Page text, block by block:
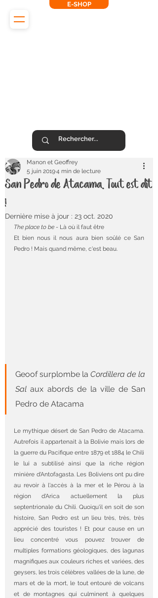
E-SHOP
San Pedro de Atacama. Tout est dit
!
Manon et Geoffrey
5 juin 20194 min de lecture
Dernière mise à jour : 23 oct. 2020
The place to be - Là où il faut être
Et bien nous il nous aura bien soûlé ce San
Pedro ! Mais quand même, c'est beau.
Geoof surplombe la Cordillera de la
Sal aux abords de la ville de San
Pedro de Atacama
Le mythique désert de San Pedro de Atacama.
Autrefois il appartenait à la Bolivie mais lors de
la guerre du Pacifique entre 1879 et 1884 le Chili
le lui a subtilisé ainsi que la riche région
minière d'Antofagasta. Les Boliviens ont pu dire
au revoir à l'accès à la mer et le Pérou à la
région d'Arica actuellement la plus
septentrionale du Chili. Quoiqu'il en soit de son
histoire, San Pedro est un lieu très, très, très
apprécié des touristes ! Et pour cause en un
lieu concentré vous pouvez trouver de
multiples formations géologiques, des lagunas
magnifiques aux couleurs riches et variées, des
geysers, les trois célèbres vallées de la lune, de
mars et de la mort, le tout entouré de volcans
et de montagnes qui culminent à quelques